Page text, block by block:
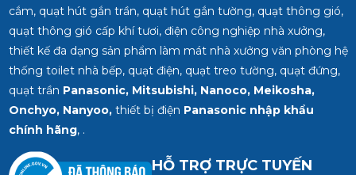
cắm, quạt hút gắn trần, quạt hút gắn tường, quạt thông gió,
quạt thông gió cấp khí tươi, điện công nghiệp nhà xưởng,
thiết kế đa dạng sản phẩm làm mát nhà xưởng văn phòng hệ
thống toilet nhà bếp, quạt điện, quạt treo tường, quạt đứng,
quạt trần Panasonic, Mitsubishi, Nanoco, Meikosha,
Onchyo, Nanyoo,thiết bị điện Panasonic nhập khẩu
chính hãng, .
HỖ TRỢ TRỰC TUYẾN